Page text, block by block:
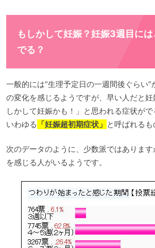
もしかして妊娠？妊娠3週目に
でる？
一般的には“生理予定日の一週間後ぐらい
の変化を感じるようですが、早い人だと
しかして妊娠かも！」と思われる症状がで
いわゆる 「妊娠超初期症状」 と呼ばれるも
次のデータのように、少数派ではありま
を感じる人がいるようです。